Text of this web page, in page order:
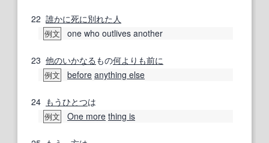
22 誰かに死に別れた 人
例文 one who outlives another
23 他のいかなる もの何よりも前に
例文 before anything else
24 もうひとつは
例文 One more thing is